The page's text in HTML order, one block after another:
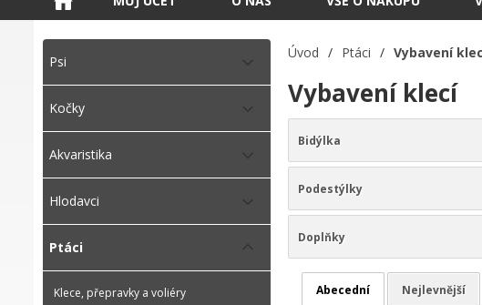
Psi
Kočky
Akvaristika
Hlodavci
Ptáci
Klece, přepravky a voliéry
Úvod / Ptáci / Vybavení
Vybavení klecí
Bidýlka
Podestýlky
Doplňky
Abecední Nejlevnější